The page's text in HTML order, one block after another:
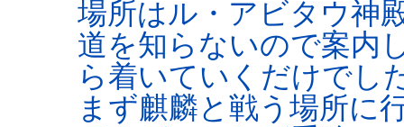
場所はル・アビタウ神
道を知らないので案内
ら着いていくだけでし
まず麒麟と戦う場所に